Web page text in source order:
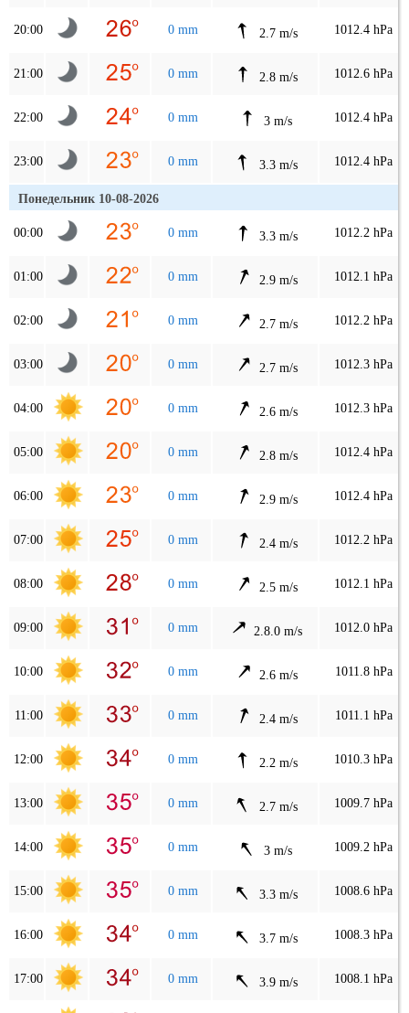
20:00 0 mm 2.7 m/s 1012.4 hPa
21:00 0 mm 2.8 m/s 1012.6 hPa
22:00 0 mm 3 m/s 1012.4 hPa
23:00 0 mm 3.3 m/s 1012.4 hPa
Понедельник 10-08-2026
00:00 0 mm 3.3 m/s 1012.2 hPa
01:00 0 mm 2.9 m/s 1012.1 hPa
02:00 0 mm 2.7 m/s 1012.2 hPa
03:00 0 mm 2.7 m/s 1012.3 hPa
04:00 0 mm 2.6 m/s 1012.3 hPa
05:00 0 mm 2.8 m/s 1012.4 hPa
06:00 0 mm 2.9 m/s 1012.4 hPa
07:00 0 mm 2.4 m/s 1012.2 hPa
08:00 0 mm 2.5 m/s 1012.1 hPa
09:00 0 mm 2.8.0 m/s 1012.0 hPa
10:00 0 mm 2.6 m/s 1011.8 hPa
11:00 0 mm 2.4 m/s 1011.1 hPa
12:00 0 mm 2.2 m/s 1010.3 hPa
13:00 0 mm 2.7 m/s 1009.7 hPa
14:00 0 mm 3 m/s 1009.2 hPa
15:00 0 mm 3.3 m/s 1008.6 hPa
16:00 0 mm 3.7 m/s 1008.3 hPa
17:00 0 mm 3.9 m/s 1008.1 hPa